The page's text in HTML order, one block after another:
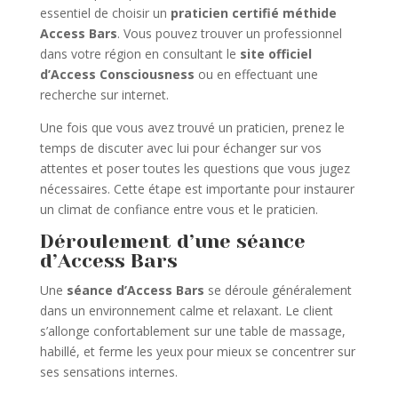
essentiel de choisir un praticien certifié méthide
Access Bars. Vous pouvez trouver un professionnel
dans votre région en consultant le site officiel
d’Access Consciousness ou en effectuant une
recherche sur internet.
Une fois que vous avez trouvé un praticien, prenez le
temps de discuter avec lui pour échanger sur vos
attentes et poser toutes les questions que vous jugez
nécessaires. Cette étape est importante pour instaurer
un climat de confiance entre vous et le praticien.
Déroulement d’une séance
d’Access Bars
Une séance d’Access Bars se déroule généralement
dans un environnement calme et relaxant. Le client
s’allonge confortablement sur une table de massage,
habillé, et ferme les yeux pour mieux se concentrer sur
ses sensations internes.